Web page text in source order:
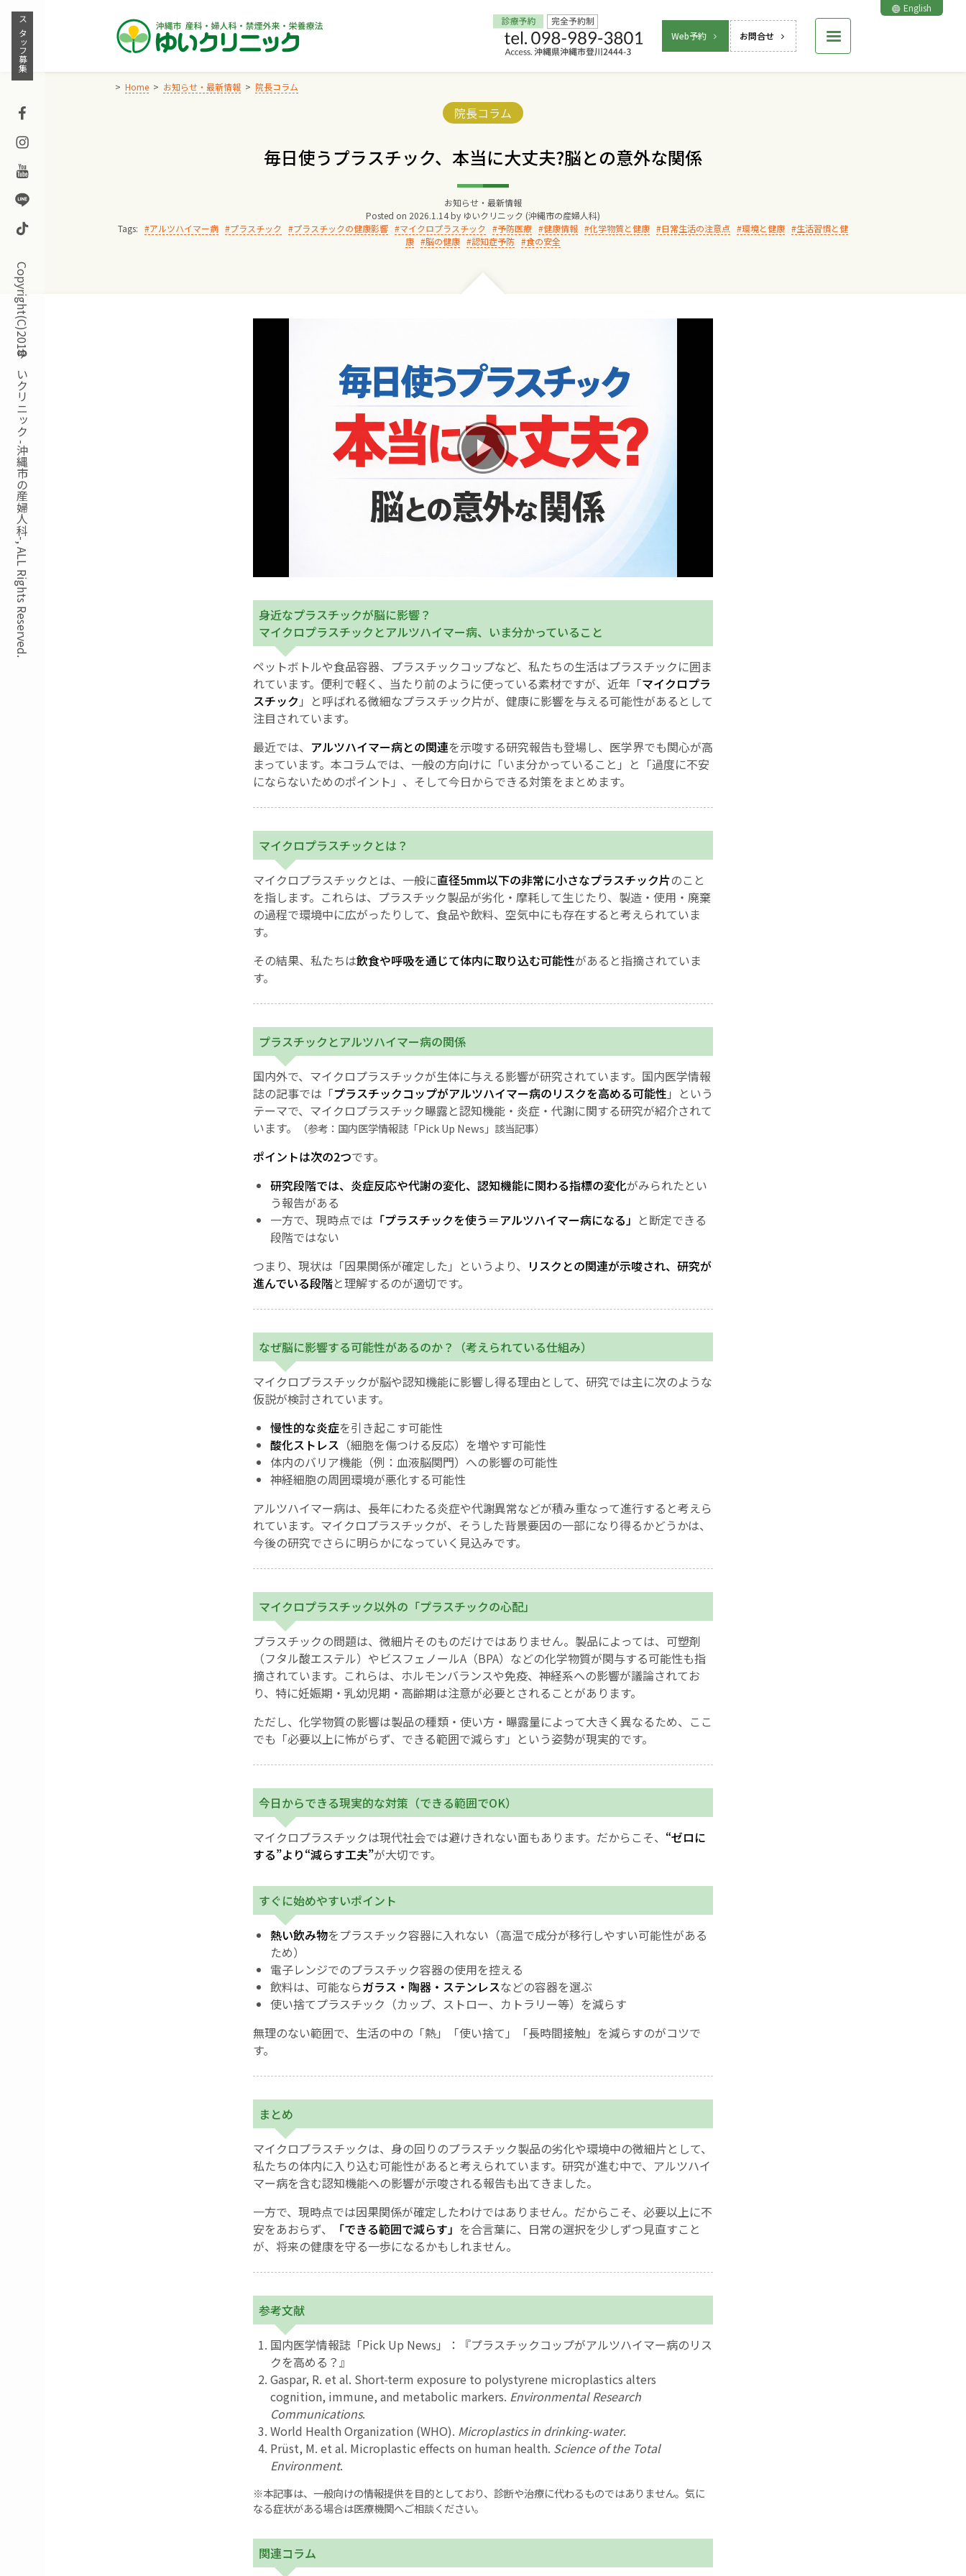
Skip
content
Web予約 お問合せ
English
スタッフ募集
Facebook
Instagram
Youtube
Line
TikTok
Copyright(C)2018ゆいクリニック -沖縄市の産婦人科-, ALL Rights Reserved.
Home お知らせ・最新情報 院長コラム
Categories:
院長コラム
毎日使うプラスチック、本当に大丈夫?脳との意外な関係
お知らせ・最新情報
Posted on 2026.1.14by ゆいクリニック (沖縄市の産婦人科)
Tags:
アルツハイマー病 プラスチック プラスチックの健康影響 マイクロプラスチック 予防医療 健康情報 化学物質と健康 日常生活の注意点 環境と健康
生活習慣と健
康
脳の健康 認知症予防 食の安全
身近なプラスチックが脳に影響？
マイクロプラスチックとアルツハイマー病、いま分かっていること
ペットボトルや食品容器、プラスチックコップなど、私たちの生活はプラスチックに囲ま
れています。便利で軽く、当たり前のように使っている素材ですが、近年「マイクロプラ
スチック 」と呼ばれる微細なプラスチック片が、健康に影響を与える可能性があるとして
注目されています。
最近では、 アルツハイマー病との関連を示唆する研究報告も登場し、医学界でも関心が高
まっています。本コラムでは、一般の方向けに「いま分かっていること」と「過度に不安
にならないためのポイント」、そして今日からできる対策をまとめます。
マイクロプラスチックとは？
マイクロプラスチックとは、一般に直径5mm以下の非常に小さなプラスチック片のこと
を指します。これらは、プラスチック製品が劣化・摩耗して生じたり、製造・使用・廃棄
の過程で環境中に広がったりして、食品や飲料、空気中にも存在すると考えられていま
す。
その結果、私たちは飲食や呼吸を通じて体内に取り込む可能性があると指摘されていま
す。
プラスチックとアルツハイマー病の関係
国内外で、マイクロプラスチックが生体に与える影響が研究されています。国内医学情報
誌の記事では「プラスチックコップがアルツハイマー病のリスクを高める可能性 」という
テーマで、マイクロプラスチック曝露と認知機能・炎症・代謝に関する研究が紹介されて
います。
（参考：国内医学情報誌「Pick Up News」該当記事）
ポイントは次の2つです。
研究段階では、炎症反応や代謝の変化、認知機能に関わる指標の変化がみられたとい
う報告がある
一方で、現時点では 「プラスチックを使う＝アルツハイマー病になる」 と断定できる
段階ではない
つまり、現状は「因果関係が確定した」というより、 リスクとの関連が示唆され、研究が
進んでいる段階と理解するのが適切です。
なぜ脳に影響する可能性があるのか？（考えられている仕組み）
マイクロプラスチックが脳や認知機能に影響し得る理由として、研究では主に次のような
仮説が検討されています。
慢性的な炎症を引き起こす可能性
酸化ストレス （細胞を傷つける反応）を増やす可能性
体内のバリア機能（例：血液脳関門）への影響の可能性
神経細胞の周囲環境が悪化する可能性
アルツハイマー病は、長年にわたる炎症や代謝異常などが積み重なって進行すると考えら
れています。マイクロプラスチックが、そうした背景要因の一部になり得るかどうかは、
今後の研究でさらに明らかになっていく見込みです。
マイクロプラスチック以外の「プラスチックの心配」
プラスチックの問題は、微細片そのものだけではありません。製品によっては、可塑剤
（フタル酸エステル）やビスフェノールA（BPA）などの化学物質が関与する可能性も指
摘されています。これらは、ホルモンバランスや免疫、神経系への影響が議論されてお
り、特に妊娠期・乳幼児期・高齢期は注意が必要とされることがあります。
ただし、化学物質の影響は製品の種類・使い方・曝露量によって大きく異なるため、ここ
でも「必要以上に怖がらず、できる範囲で減らす」という姿勢が現実的です。
今日からできる現実的な対策（できる範囲でOK）
マイクロプラスチックは現代社会では避けきれない面もあります。だからこそ、 “ゼロに
する”より“減らす工夫”が大切です。
すぐに始めやすいポイント
熱い飲み物をプラスチック容器に入れない（高温で成分が移行しやすい可能性がある
ため）
電子レンジでのプラスチック容器の使用を控える
飲料は、可能ならガラス・陶器・ステンレスなどの容器を選ぶ
使い捨てプラスチック（カップ、ストロー、カトラリー等）を減らす
無理のない範囲で、生活の中の「熱」「使い捨て」「長時間接触」を減らすのがコツで
す。
まとめ
マイクロプラスチックは、身の回りのプラスチック製品の劣化や環境中の微細片として、
私たちの体内に入り込む可能性があると考えられています。研究が進む中で、アルツハイ
マー病を含む認知機能への影響が示唆される報告も出てきました。
一方で、現時点では因果関係が確定したわけではありません。だからこそ、必要以上に不
安をあおらず、
「できる範囲で減らす」 を合言葉に、日常の選択を少しずつ見直すこと
が、将来の健康を守る一歩になるかもしれません。
参考文献
国内医学情報誌「Pick Up News」：『プラスチックコップがアルツハイマー病のリス
クを高める？』
Gaspar, R. et al. Short-term exposure to polystyrene microplastics alters
cognition, immune, and metabolic markers. Environmental Research
Communications.
World Health Organization (WHO). Microplastics in drinking-water.
Prüst, M. et al. Microplastic effects on human health. Science of the Total
Environment.
※本記事は、一般向けの情報提供を目的としており、診断や治療に代わるものではありません。気に
なる症状がある場合は医療機関へご相談ください。
関連コラム
Home
交通アクセス
院長からのごあいさつ
ゆいクリニックの経営理念
親と子の結びつき支援
母乳育児
予防接種
その他の診療内容
遠方にお住まいで当院での出産を希望される方へ
医師プロフィール
English Page